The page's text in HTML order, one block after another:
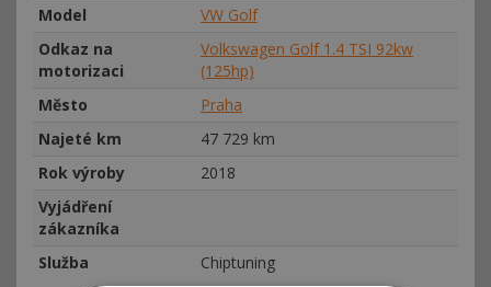
Model
VW Golf
Odkaz na
motorizaci
Volkswagen Golf 1.4 TSI 92kw
(125hp)
Město
Praha
Najeté km
47 729 km
Rok výroby
2018
Vyjádření
zákazníka
Služba
Chiptuning